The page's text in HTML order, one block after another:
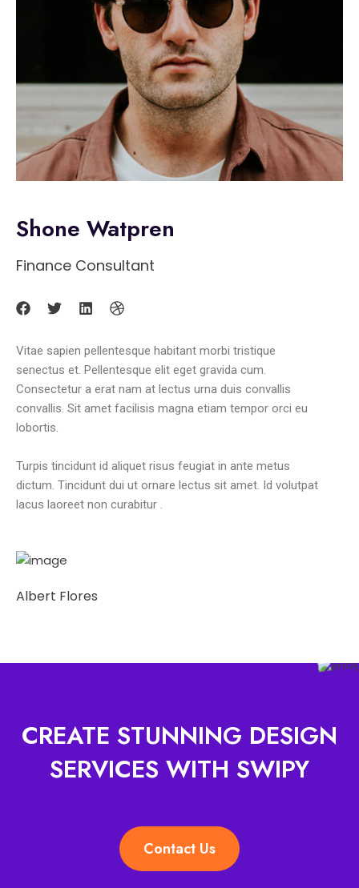
Shone Watpren
Finance Consultant
Vitae sapien pellentesque habitant morbi tristique
senectus et. Pellentesque elit eget gravida cum.
Consectetur a erat nam at lectus urna duis convallis
convallis. Sit amet facilisis magna etiam tempor orci eu
lobortis.
Turpis tincidunt id aliquet risus feugiat in ante metus
dictum. Tincidunt dui ut ornare lectus sit amet. Id volutpat
lacus laoreet non curabitur .
Albert Flores
CREATE STUNNING DESIGN
SERVICES WITH SWIPY
Contact Us